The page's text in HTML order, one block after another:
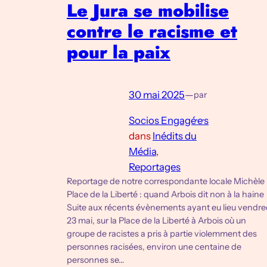
Le Jura se mobilise
contre le racisme et
pour la paix
30 mai 2025—par
Socios Engagé·e·s
dans Inédits du
Média
Reportages
Reportage de notre correspondante locale Michèle
Place de la Liberté : quand Arbois dit non à la haine
Suite aux récents évènements ayant eu lieu
23 mai, sur la Place de la Liberté à Arbois où un
groupe de racistes a pris à partie violemment des
personnes racisées, environ une centaine de
personnes se…